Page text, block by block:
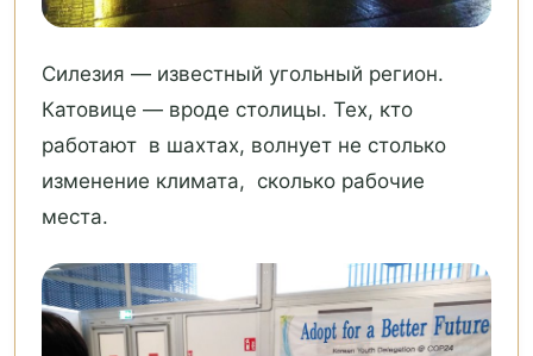
Силезия — известный угольный регион.
Катовице — вроде столицы. Тех, кто
работают в шахтах, волнует не столько
изменение климата, сколько рабочие
места.